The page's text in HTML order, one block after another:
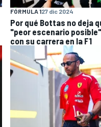
FÓRMULA 127 dic 2024
Por qué Bottas no deja
"peor escenario
con su carrera en la F1